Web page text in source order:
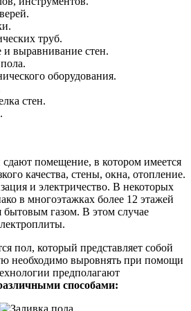
труб.
выравнивание стен.
оборудования.
стен.
помещение, в котором имеется
качества, стены, окна, отопление.
и электричество. В некоторых
в многоэтажках более 12 этажей
бытовым газом. В этом случае
пол, который представляет собой
необходимо выровнять при помощи
предполагают
способами: